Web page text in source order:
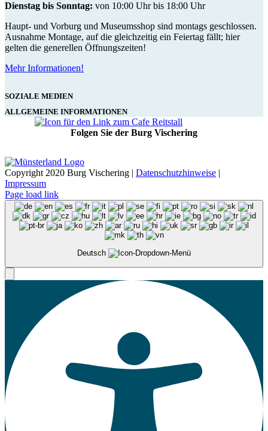
Dienstag bis Sonntag: von 10:00 Uhr bis 18:00 Uhr
Haupt- und Vorburg und Museumsshop sind montags geschlossen.
Ausnahme Montage, auf die gleichzeitig ein Feiertag fällt; hier
gelten die generellen Öffnungszeiten!
Mehr Informationen!
SOZIALE MEDIEN
ALLGEMEINE INFORMATIONEN
Folgen Sie der Burg Vischering
Copyright 2020 Burg Vischering | Datenschutzhinweise
Impressum
Page load link
Deutsch